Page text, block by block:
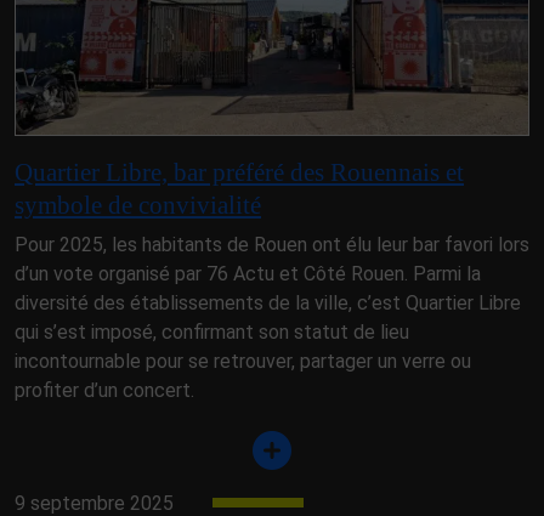
Quartier Libre, bar préféré des Rouennais et
symbole de convivialité
Pour 2025, les habitants de Rouen ont élu leur bar favori lors
d’un vote organisé par 76 Actu et Côté Rouen. Parmi la
diversité des établissements de la ville, c’est Quartier Libre
qui s’est imposé, confirmant son statut de lieu
incontournable pour se retrouver, partager un verre ou
profiter d’un concert.
9 septembre 2025